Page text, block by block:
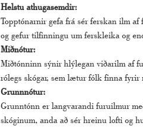
Helstu athugasemdir:
Topptónarnir gefa frá sér ferskan ilm
og gefur tilfinningu um ferskleika og
Miðnótur:
Miðtónninn sýnir hlýlegan viðarilm af
rólegs skógar, sem lætur fólk finna fyrir
Grunnnótur:
Grunntónn er langvarandi furuilmur
skóginum, anda að sér hreinu lofti og